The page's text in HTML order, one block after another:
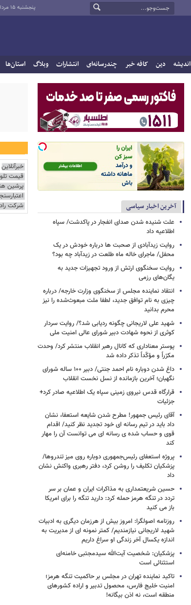
پنجشنبه ۱۵ مرداد ۱۴۰۵
اندیشه دین کافه خبر چندرسانه‌ای انتشارات وبلاگ استان‌ها
آخرین اخبار سیاسی
علت شنیده شدن صدای انفجار در پاکدشت/ سپاه
اطلاعیه داد
روایت زیدآبادی از صحبت ها درباره خودش در یک
محفل/ ماجرای خاله ماه طلعت در زیدآباد چه بود؟
روایت سخنگوی ارتش از ورود تجهیزات جدید به
یگان‌های رزمی
انتقاد نماینده مجلس از سخنگوی وزارت خارجه/ درباره
چیزی به نام توافق جدید، لطفا ملت مبعوث‌شده را نیز
محرم بدانید
شهید علی لاریجانی چگونه ردیابی شد؟/ روایت سردار
کوثری از نحوه شهادت دبیر شورای عالی امنیت ملی
پوستر معناداری که کانال رهبر انقلاب منتشر کرد/ وحدت
مکرّراً و مؤکّداً تذکر داده شد
داغ شدن دوباره نام احمد جنتی/ دبیر ۱۰۰ ساله شورای
نگهبان؛ آخرین بازمانده از نسل نخست انقلاب
قرارگاه قدس نیروی زمینی سپاه یک اطلاعیه صادر کرد+
جزئیات
آقای رئیس جمهور! مطرح شدن شایعه استعفا، نشان
داد باید در تیم رسانه ای خود تجدید نظر کنید/ اقدام
قوی و حساب شده ی رسانه ای می توانست آن را مهار
کند
پروژه استعفای رئیس‌جمهوری دوباره روی میز تندروها/
پزشکیان تکلیف را روشن کرد، دفتر رهبری واکنش نشان
داد
حسین شریعتمداری به مذاکرات ایران و عمان بر سر
تردد در تنگه هرمز حمله کرد: دارید تنگه را برای امریکا
باز می کنید
روزنامه اصولگرا: امروز بیش از هرزمان دیگری به ادبیات
شهید لاریجانی نیازمندیم/ کمتر نمونه ای از مدیریت به
اندازه یکسال آخر زندگی او سراغ داریم
پزشکیان: شخصیت آیت‌الله سیدمجتبی خامنه‌ای
استثنائی است
تاکید نماینده تهران در مجلس بر حاکمیت تنگه هرمز؛
امنیت خلیج فارس، محصول تدبیر و اراده کشورهای
منطقه است، نه اذن بیگانه!
خبرآنلاین
قیمت
پرشین
شرکت